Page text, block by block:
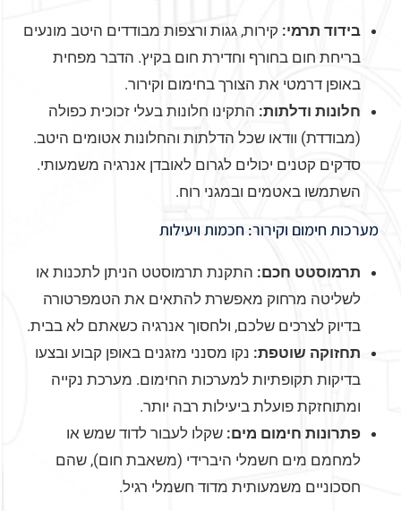
בידוד תרמי: קירות, גגות ורצפות מבודדים היטב מונעים
בריחת חום בחורף וחדירת חום בקיץ. הדבר מפחית
באופן דרמטי את הצורך בחימום וקירור.
חלונות ודלתות: התקינו חלונות בעלי זכוכית כפולה
(מבודדת) וודאו שכל הדלתות והחלונות אטומים היטב.
סדקים קטנים יכולים לגרום לאובדן אנרגיה משמעותי.
השתמשו באטמים ובמגני רוח.
מערכות חימום וקירור: חכמות ויעילות
תרמוסטט חכם: התקנת תרמוסטט הניתן לתכנות או
לשליטה מרחוק מאפשרת להתאים את הטמפרטורה
בדיוק לצרכים שלכם, ולחסוך אנרגיה כשאתם לא בבית.
תחזוקה שוטפת: נקו מסנני מזגנים באופן קבוע ובצעו
בדיקות תקופתיות למערכות החימום. מערכת נקייה
ומתוחזקת פועלת ביעילות רבה יותר.
פתרונות חימום מים: שקלו לעבור לדוד שמש או
למחמם מים חשמלי היברידי (משאבת חום), שהם
חסכוניים משמעותית מדוד חשמלי רגיל.